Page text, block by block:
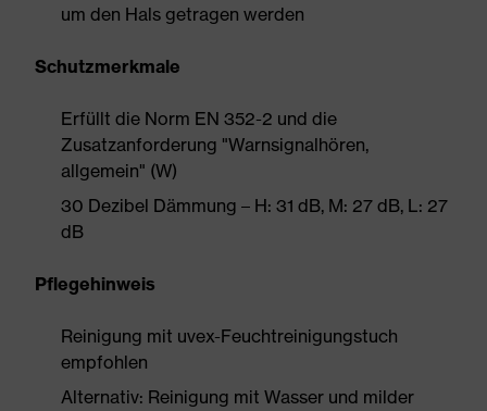
um den Hals getragen werden
Schutzmerkmale
Erfüllt die Norm EN 352-2 und die
Zusatzanforderung "Warnsignalhören,
allgemein" (W)
30 Dezibel Dämmung – H: 31 dB, M: 27 dB, L: 27
dB
Pflegehinweis
Reinigung mit uvex-Feuchtreinigungstuch
empfohlen
Alternativ: Reinigung mit Wasser und milder